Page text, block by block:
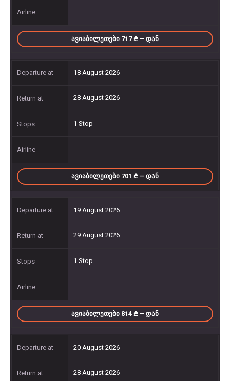
ᲐᲕᲘᲐᲑᲘᲚᲔᲗᲔᲑᲘ 717 – ᲓᲐᲜ
18 August 2026
28 August 2026
1 Stop
ᲐᲕᲘᲐᲑᲘᲚᲔᲗᲔᲑᲘ 701 – ᲓᲐᲜ
19 August 2026
29 August 2026
1 Stop
ᲐᲕᲘᲐᲑᲘᲚᲔᲗᲔᲑᲘ 814 – ᲓᲐᲜ
20 August 2026
28 August 2026